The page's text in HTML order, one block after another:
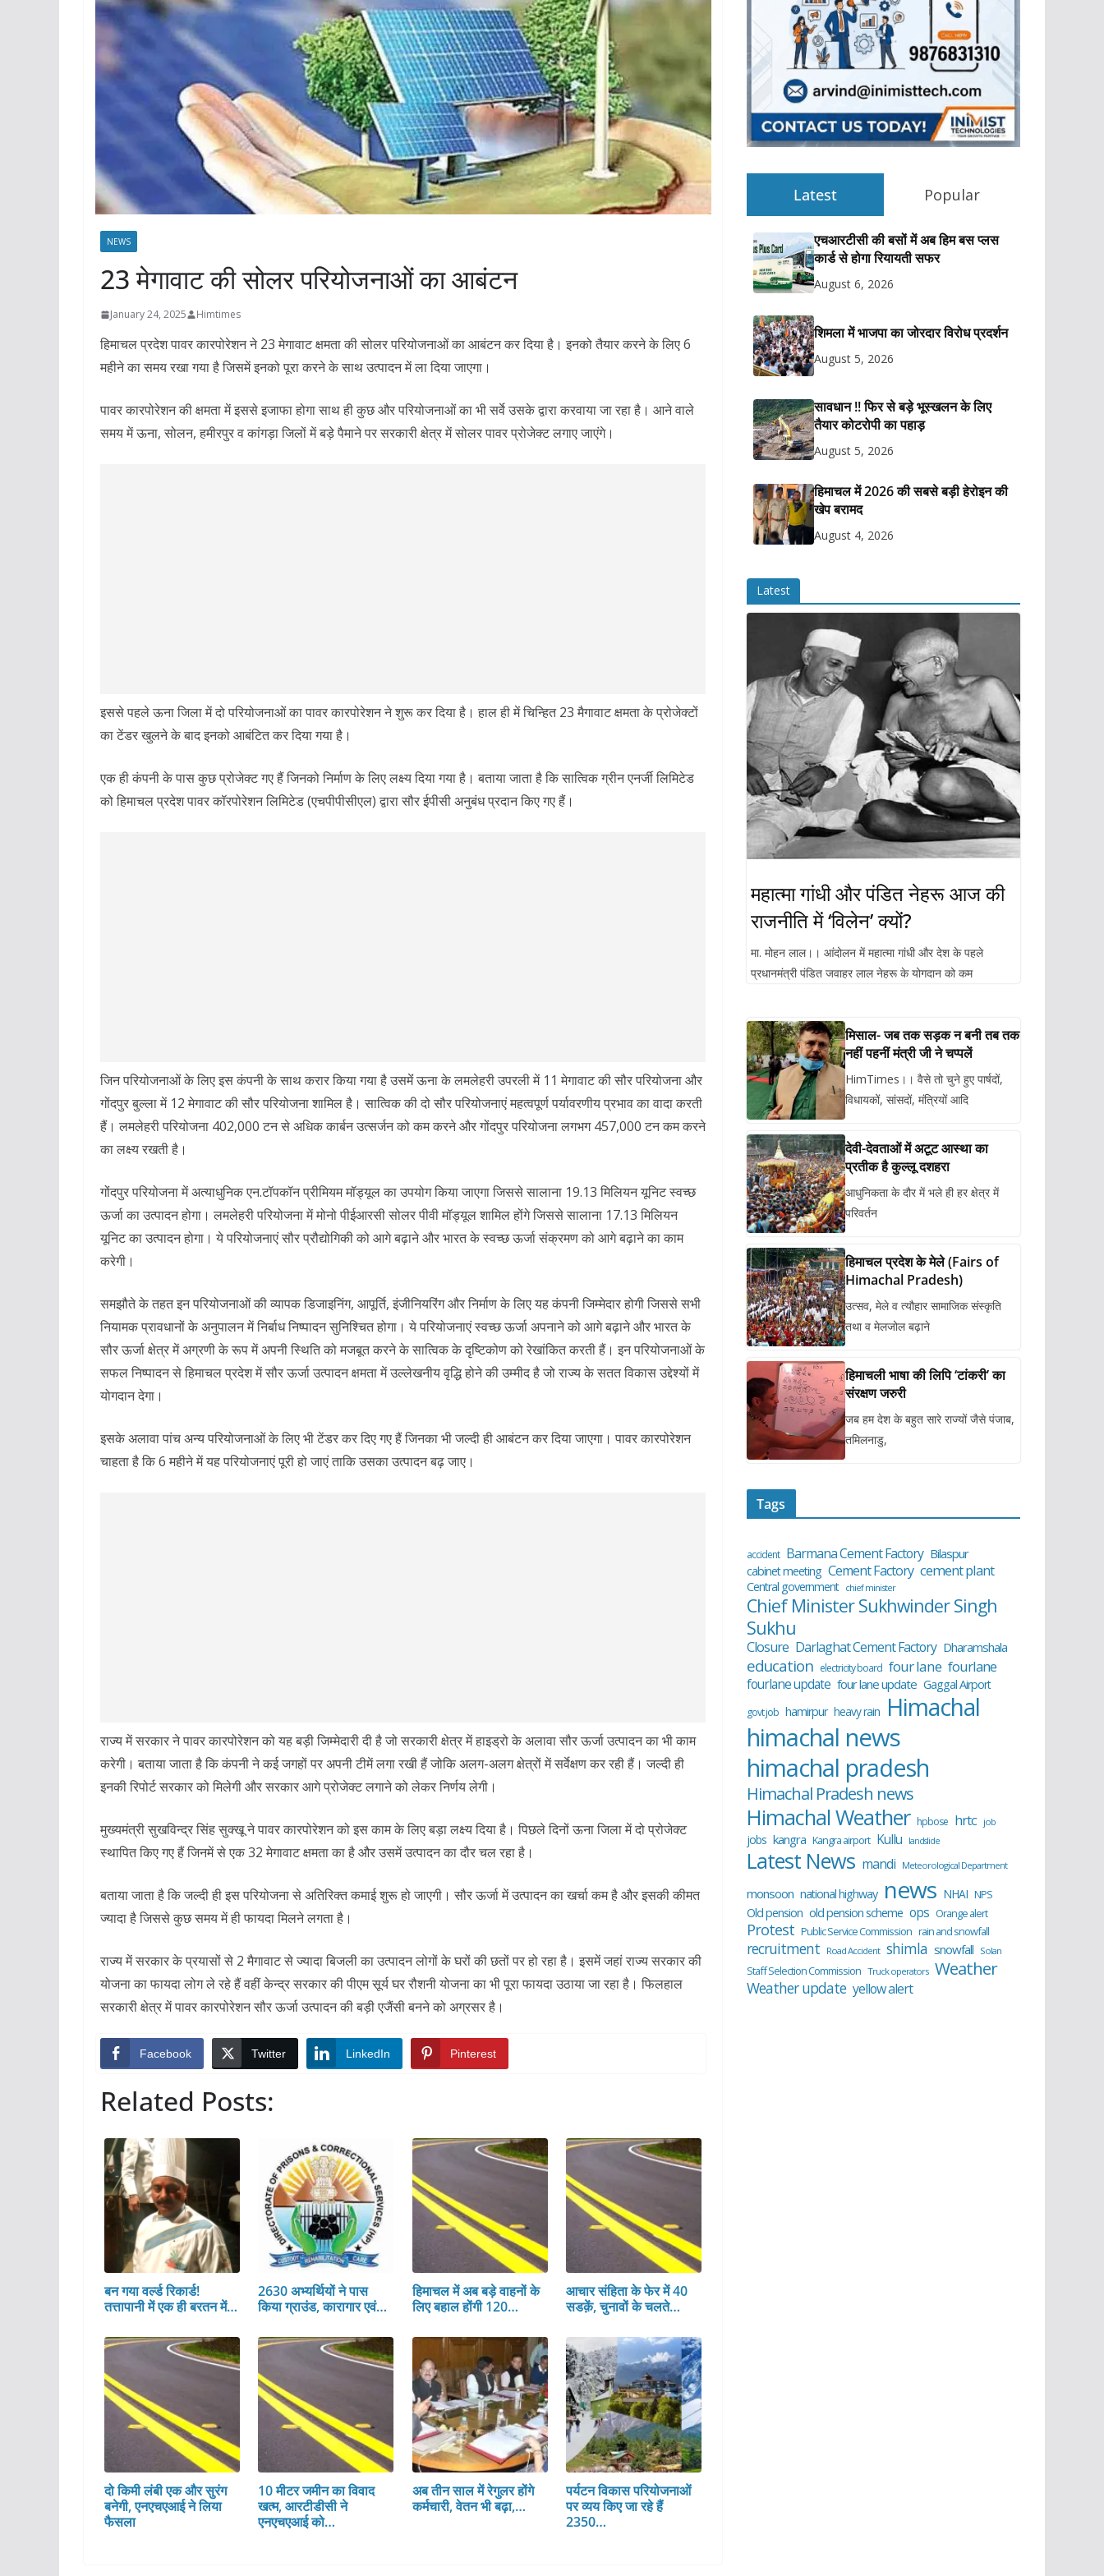
NEWS
23 मेगावाट की सोलर परियोजनाओं का आबंटन
January 24, 2025 Himtimes
हिमाचल प्रदेश पावर कारपोरेशन ने 23 मेगावाट क्षमता की सोलर परियोजनाओं का आबंटन कर दिया है। इनको तैयार करने के लिए 6
महीने का समय रखा गया है जिसमें इनको पूरा करने के साथ उत्पादन में ला दिया जाएगा।
पावर कारपोरेशन की क्षमता में इससे इजाफा होगा साथ ही कुछ और परियोजनाओं का भी सर्वे उसके द्वारा करवाया जा रहा है। आने वाले
समय में ऊना, सोलन, हमीरपुर व कांगड़ा जिलों में बड़े पैमाने पर सरकारी क्षेत्र में सोलर पावर प्रोजेक्ट लगाए जाएंगे।
इससे पहले ऊना जिला में दो परियोजनाओं का पावर कारपोरेशन ने शुरू कर दिया है। हाल ही में चिन्हित 23 मैगावाट क्षमता के प्रोजेक्टों
का टेंडर खुलने के बाद इनको आबंटित कर दिया गया है।
एक ही कंपनी के पास कुछ प्रोजेक्ट गए हैं जिनको निर्माण के लिए लक्ष्य दिया गया है। बताया जाता है कि सात्विक ग्रीन एनर्जी लिमिटेड
को हिमाचल प्रदेश पावर कॉरपोरेशन लिमिटेड (एचपीपीसीएल) द्वारा सौर ईपीसी अनुबंध प्रदान किए गए हैं।
जिन परियोजनाओं के लिए इस कंपनी के साथ करार किया गया है उसमेंं ऊना के लमलेहरी उपरली में 11 मेगावाट की सौर परियोजना और
गोंदपुर बुल्ला में 12 मेगावाट की सौर परियोजना शामिल है। सात्विक की दो सौर परियोजनाएं महत्वपूर्ण पर्यावरणीय प्रभाव का वादा करती
हैं। लमलेहरी परियोजना 402,000 टन से अधिक कार्बन उत्सर्जन को कम करने और गोंदपुर परियोजना लगभग 457,000 टन कम करने
का लक्ष्य रखती है।
गोंदपुर परियोजना में अत्याधुनिक एन.टॉपकॉन प्रीमियम मॉड्यूल का उपयोग किया जाएगा जिससे सालाना 19.13 मिलियन यूनिट स्वच्छ
ऊर्जा का उत्पादन होगा। लमलेहरी परियोजना में मोनो पीईआरसी सोलर पीवी मॉड्यूल शामिल होंगे जिससे सालाना 17.13 मिलियन
यूनिट का उत्पादन होगा। ये परियोजनाएं सौर प्रौद्योगिकी को आगे बढ़ाने और भारत के स्वच्छ ऊर्जा संक्रमण को आगे बढ़ाने का काम
करेगी।
समझौते के तहत इन परियोजनाओं की व्यापक डिजाइनिंग, आपूर्ति, इंजीनियरिंग और निर्माण के लिए यह कंपनी जिम्मेदार होगी जिससे सभी
नियामक प्रावधानों के अनुपालन में निर्बाध निष्पादन सुनिश्चित होगा। ये परियोजनाएं स्वच्छ ऊर्जा अपनाने को आगे बढ़ाने और भारत के
सौर ऊर्जा क्षेत्र में अग्रणी के रूप में अपनी स्थिति को मजबूत करने के सात्विक के दृष्टिकोण को रेखांकित करती हैं। इन परियोजनाओं के
सफल निष्पादन से हिमाचल प्रदेश में सौर ऊर्जा उत्पादन क्षमता में उल्लेखनीय वृद्धि होने की उम्मीद है जो राज्य के सतत विकास उद्देश्यों में
योगदान देगा।
इसके अलावा पांच अन्य परियोजनाओं के लिए भी टेंडर कर दिए गए हैं जिनका भी जल्दी ही आबंटन कर दिया जाएगा। पावर कारपोरेशन
चाहता है कि 6 महीने में यह परियोजनाएं पूरी हो जाएं ताकि उसका उत्पादन बढ़ जाए।
राज्य में सरकार ने पावर कारपोरेशन को यह बड़ी जिम्मेदारी दी है जो सरकारी क्षेत्र में हाइड्रो के अलावा सौर ऊर्जा उत्पादन का भी काम
करेगी। बताया जाता है कि कंपनी ने कई जगहों पर अपनी टीमें लगा रखी हैं जोकि अलग-अलग क्षेत्रों में सर्वेक्षण कर रही हैं। जल्दी ही
इनकी रिपोर्ट सरकार को मिलेगी और सरकार आगे प्रोजेक्ट लगाने को लेकर निर्णय लेगी।
मुख्यमंत्री सुखविन्द्र सिंह सुक्खू ने पावर कारपोरेशन को इस काम के लिए बड़ा लक्ष्य दिया है। पिछले दिनों ऊना जिला में दो प्रोजेक्ट
स्थापित किए गए हैं जिनमें से एक 32 मेगावाट क्षमता का है और उसमें उत्पादन का दौर चल रहा है।
बताया जाता है कि जल्दी ही इस परियोजना से अतिरिक्त कमाई शुरू हो जाएगी। सौर ऊर्जा में उत्पादन का खर्चा कम है और इसकी कीमत
ज्यादा है जिससे कुछ समय में ही फायदा मिलने लगता है।
राज्य में सरकार के प्रयासों से 2 मैगावाट से ज्यादा बिजली का उत्पादन लोगों के घरों की छतों पर हो रहा है। इसमें जहां राज्य सरकार की
योजना का फायदा लोग ले रहे हैं वहीं केन्द्र सरकार की पीएम सूर्य घर रौशनी योजना का भी पूरा फायदा उठाया जा रहा है। फिलहाल
सरकारी क्षेत्र में पावर कारपोरेशन सौर ऊर्जा उत्पादन की बड़ी एजैंसी बनने को अग्रसर है।
Facebook Twitter LinkedIn Pinterest
Related Posts:
बन गया वर्ल्ड रिकार्ड!
तत्तापानी में एक ही बरतन में…
2630 अभ्यर्थियों ने पास
किया ग्राउंड, कारागार एवं…
हिमाचल में अब बड़े वाहनों के
लिए बहाल होंगी 120…
आचार संहिता के फेर में 40
सडक़ें, चुनावों के चलते…
दो किमी लंबी एक और सुरंग
बनेगी, एनएचएआई ने लिया
फैसला
10 मीटर जमीन का विवाद
खत्म, आरटीडीसी ने
एनएचएआई को…
अब तीन साल में रेगुलर होंगे
कर्मचारी, वेतन भी बढ़ा,…
पर्यटन विकास परियोजनाओं
पर व्यय किए जा रहे हैं
2350…
Latest Popular
एचआरटीसी की बसों में अब हिम बस प्लस
कार्ड से होगा रियायती सफर
August 6, 2026
शिमला में भाजपा का जोरदार विरोध प्रदर्शन
August 5, 2026
सावधान !! फिर से बड़े भूस्खलन के लिए
तैयार कोटरोपी का पहाड़
August 5, 2026
हिमाचल में 2026 की सबसे बड़ी हेरोइन की
खेप बरामद
August 4, 2026
Latest
महात्मा गांधी और पंडित नेहरू आज की
राजनीति में ‘विलेन’ क्यों?
मा. मोहन लाल।। आंदोलन में महात्मा गांधी और देश के पहले
प्रधानमंत्री पंडित जवाहर लाल नेहरू के योगदान को कम
मिसाल- जब तक सड़क न बनी तब तक
नहीं पहनीं मंत्री जी ने चप्पलें
HimTimes।। वैसे तो चुने हुए पार्षदों,
विधायकों, सांसदों, मंत्रियों आदि
देवी-देवताओं में अटूट आस्था का
प्रतीक है कुल्लू दशहरा
आधुनिकता के दौर में भले ही हर क्षेत्र में
परिवर्तन
हिमाचल प्रदेश के मेले (Fairs of
Himachal Pradesh)
उत्सव, मेले व त्यौहार सामाजिक संस्कृति
तथा व मेलजोल बढ़ाने
हिमाचली भाषा की लिपि ‘टांकरी’ का
संरक्षण जरुरी
जब हम देश के बहुत सारे राज्यों जैसे पंजाब,
तमिलनाडु,
Tags
accident Barmana Cement Factory Bilaspur
cabinet meeting Cement Factory cement plant
Central government chief minister
Chief Minister Sukhwinder Singh
Sukhu
Closure Darlaghat Cement Factory Dharamshala
education electricity board four lane fourlane
fourlane update four lane update Gaggal Airport
govt job hamirpur heavy rain Himachal
himachal news
himachal pradesh
Himachal Pradesh news
Himachal Weather hpbose hrtc job
jobs kangra Kangra airport Kullu landslide
Latest News mandi Meteorological Department
monsoon national highway news NHAI NPS
Old pension old pension scheme ops Orange alert
Protest Public Service Commission rain and snowfall
recruitment Road Accident shimla snowfall Solan
Staff Selection Commission Truck operators Weather
Weather update yellow alert